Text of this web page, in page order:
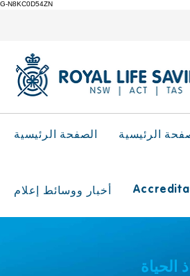
G-N8KC0D54ZN
الصفحة الرئيسية الرئيسية
أخبار ووسائط إعلام
الحياة